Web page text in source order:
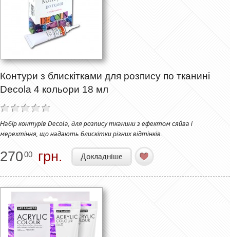
Контури з блискітками для розпису по тканині
Decola 4 кольори 18 мл
Набір контурів Decola, для розпису тканини з ефектом сяйва і
мерехтіння, що надають блискітки різних відтінків.
27000 грн. Докладніше